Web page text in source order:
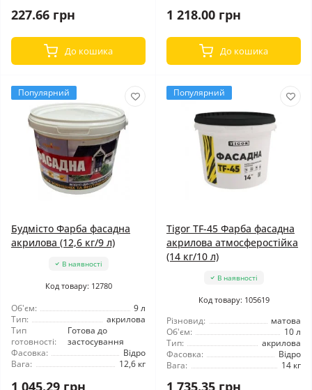
227.66 грн
До кошика
1 218.00 грн
До кошика
Популярний
Будмісто Фарба фасадна
акрилова (12,6 кг/9 л)
В наявності
Код товару: 12780
Об'єм:
9 л
Тип:
акрилова
Тип
готовності:
Готова до
застосування
Фасовка:
Відро
Вага:
12,6 кг
1 045.29 грн
Популярний
Tigor TF-45 Фарба фасадна
акрилова атмосферостійка
(14 кг/10 л)
В наявності
Код товару: 105619
Різновид:
матова
Об'єм:
10 л
Тип:
акрилова
Фасовка:
Відро
Вага:
14 кг
1 735.35 грн